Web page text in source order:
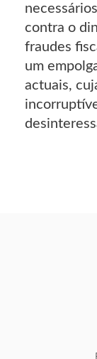
contra o
fraudes
um
actuais,